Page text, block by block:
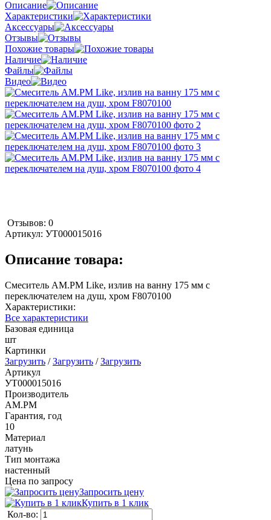
Описание
Характеристики
Аксессуары
Отзывы
Похожие товары
Наличие
Файлы
Видео
Отзывов: 0
Артикул: УТ000015016
Описание товара:
Смеситель AM.PM Like, излив на ванну 175 мм с
переключателем на душ, хром F8070100
Характеристики:
Все характеристики
Базовая единица
шт
Картинки
Загрузить /Загрузить /Загрузить
Артикул
УТ000015016
Производитель
AM.PM
Гарантия, год
10
Материал
латунь
Тип монтажа
настенный
Цена по запросу
Запросить цену
Купить в 1 клик
Кол-во: